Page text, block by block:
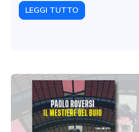
LEGGI TUTTO